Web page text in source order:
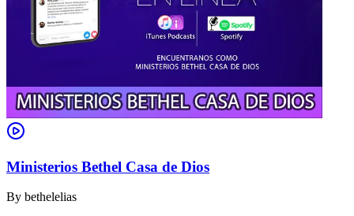
Ministerios Bethel Casa de Dios
By bethelelias